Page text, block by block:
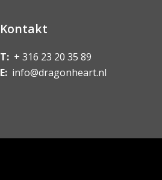
Kontakt
T: + 316 23 20 35 89
E: info@dragonheart.nl